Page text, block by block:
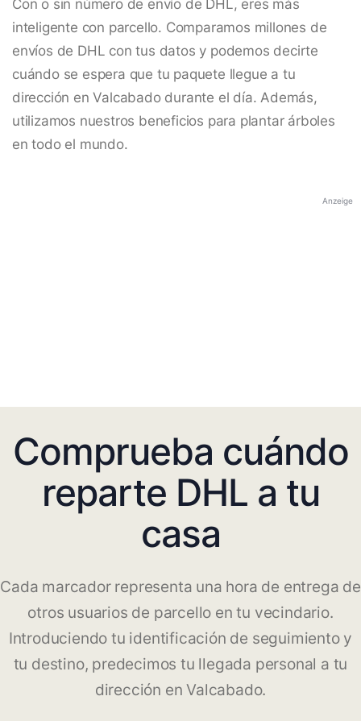
Con o sin número de envío de DHL, eres más
inteligente con parcello. Comparamos millones de
envíos de DHL con tus datos y podemos decirte
cuándo se espera que tu paquete llegue a tu
dirección en Valcabado durante el día. Además,
utilizamos nuestros beneficios para plantar árboles
en todo el mundo.
Anzeige
Comprueba cuándo
reparte DHL a tu
casa
Cada marcador representa una hora de entrega de
otros usuarios de parcello en tu vecindario.
Introduciendo tu identificación de seguimiento y
tu destino, predecimos tu llegada personal a tu
dirección en Valcabado.